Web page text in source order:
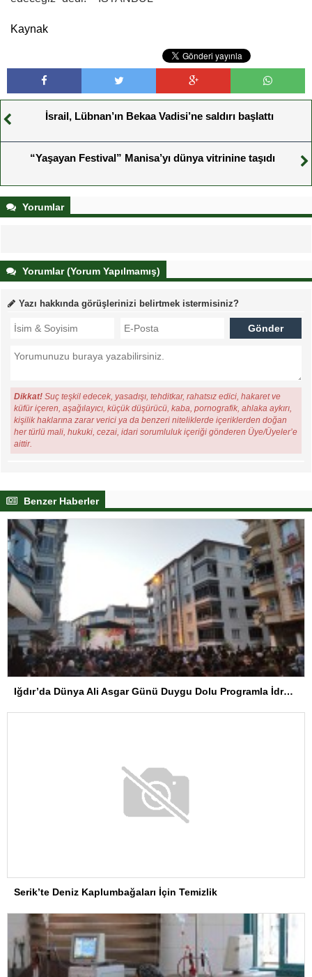
Kaynak
İsrail, Lübnan’ın Bekaa Vadisi’ne saldırı başlattı
“Yaşayan Festival” Manisa’yı dünya vitrinine taşıdı
Yorumlar
Yorumlar (Yorum Yapılmamış)
Yazı hakkında görüşlerinizi belirtmek istermisiniz?
Dikkat! Suç teşkil edecek, yasadışı, tehditkar, rahatsız edici, hakaret ve
küfür içeren, aşağılayıcı, küçük düşürücü, kaba, pornografik, ahlaka aykırı,
kişilik haklarına zarar verici ya da benzeri niteliklerde içeriklerden doğan
her türlü mali, hukuki, cezai, idari sorumluluk içeriği gönderen Üye/Üyeler’e
aittir.
Benzer Haberler
Iğdır’da Dünya Ali Asgar Günü Duygu Dolu Programla İdrak Edildi
Serik’te Deniz Kaplumbağaları İçin Temizlik